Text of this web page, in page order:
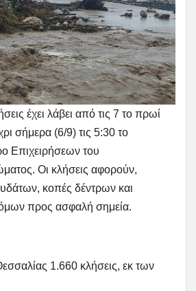
έχει λάβει από τις 7 το πρωί
σήμερα (6/9) τις 5:30 το
Επιχειρήσεων του
Οι κλήσεις αφορούν,
κοπές δέντρων και
προς ασφαλή σημεία.
1.660 κλήσεις, εκ των